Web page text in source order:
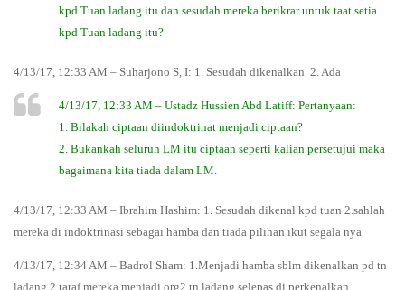
kpd Tuan ladang itu dan sesudah mereka berikrar untuk taat setia
kpd Tuan ladang itu?
4/13/17, 12:33 AM – Suharjono S, I: 1. Sesudah dikenalkan 2. Ada
4/13/17, 12:33 AM – Ustadz Hussien Abd Latiff: Pertanyaan:
1. Bilakah ciptaan diindoktrinat menjadi ciptaan?
2. Bukankah seluruh LM itu ciptaan seperti kalian persetujui maka
bagaimana kita tiada dalam LM.
4/13/17, 12:33 AM – Ibrahim Hashim: 1. Sesudah dikenal kpd tuan 2.sahlah
mereka di indoktrinasi sebagai hamba dan tiada pilihan ikut segala nya
4/13/17, 12:34 AM – Badrol Sham: 1.Menjadi hamba sblm dikenalkan pd tn
ladang 2 taraf mereka menjadi org2 tn ladang selepas di perkenalkan